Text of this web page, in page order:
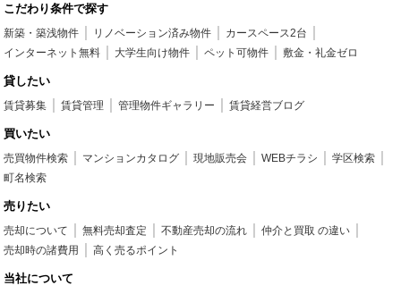
こだわり条件で探す
新築・築浅物件 リノベーション済み物件
カースペース2台
インターネット無料
大学生向け物件 ペット可物件 敷金・礼金ゼロ
貸したい
賃貸募集 賃貸管理 管理物件ギャラリー 賃貸経営ブログ
買いたい
売買物件検索 マンションカタログ 現地販売会 WEBチラシ
学区検索
町名検索
売りたい
売却について 無料売却査定 不動産売却の流れ
仲介と買取 の違い
売却時の諸費用
高く売るポイント
当社について